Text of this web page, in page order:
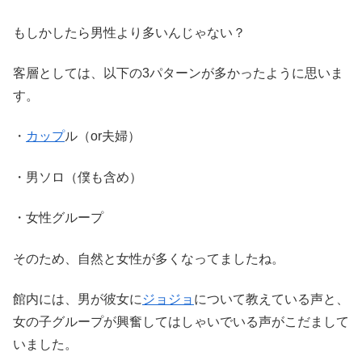
もしかしたら男性より多いんじゃない？
客層としては、以下の3パターンが多かったように思いま
す。
・ カップル（or夫婦）
・男ソロ（僕も含め）
・女性グループ
そのため、自然と女性が多くなってましたね。
館内には、男が彼女に ジョジョ について教えている声と、
女の子グループが興奮してはしゃいでいる声がこだまして
いました。